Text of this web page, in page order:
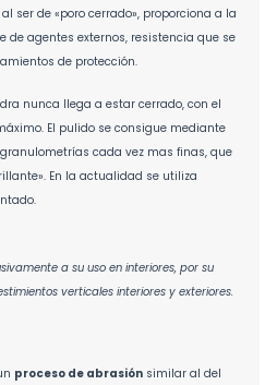
ser de «poro cerrado», proporciona a la
agentes externos, resistencia que se
de protección.
nunca llega a estar cerrado, con el
El pulido se consigue mediante
cada vez mas finas, que
En la actualidad se utiliza
a su uso en interiores, por su
verticales interiores y exteriores.
proceso de abrasión similar al del